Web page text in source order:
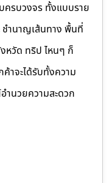
ครบวงจร ทั้งแบบราย
ชำนาญเส้นทาง พื้นที่
หวัด ทริป ไหนๆ ก็
ค้าจะได้รับทั้งความ
ำนวยความสะดวก